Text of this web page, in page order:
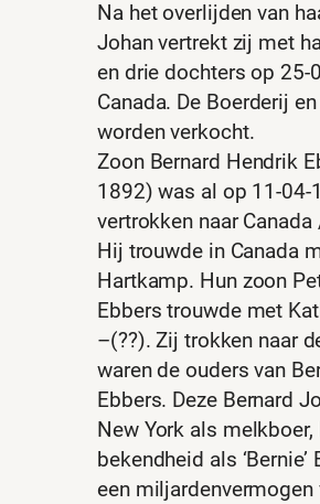
Na het overlijden van
Johan vertrekt zij met
en drie dochters op 25-
Canada. De Boerderij
worden verkocht.
Zoon Bernard Hendrik
1892) was al op 11-04-
vertrokken naar
Hij trouwde in Canada
Hartkamp. Hun zoon
Ebbers trouwde met
–(??). Zij trokken naar
waren de ouders van
Ebbers. Deze Bernard
New York als
bekendheid als ‘Bernie’
een miljardenvermogen